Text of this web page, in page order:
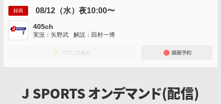
録画 08/12（水）夜10:00〜
405ch
実況：矢野武 解説：田村一博
J SPORTS オンデマンド(配信)